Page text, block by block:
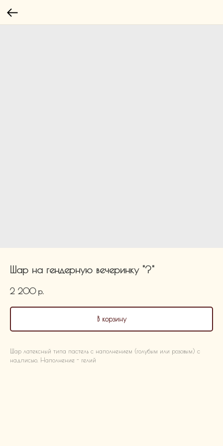
Шар на гендерную вечеринку "?"
2 200 р.
В корзину
Шар латексный типа пастель с наполнением (голубым или розовым) с
надписью. Наполнение - гелий